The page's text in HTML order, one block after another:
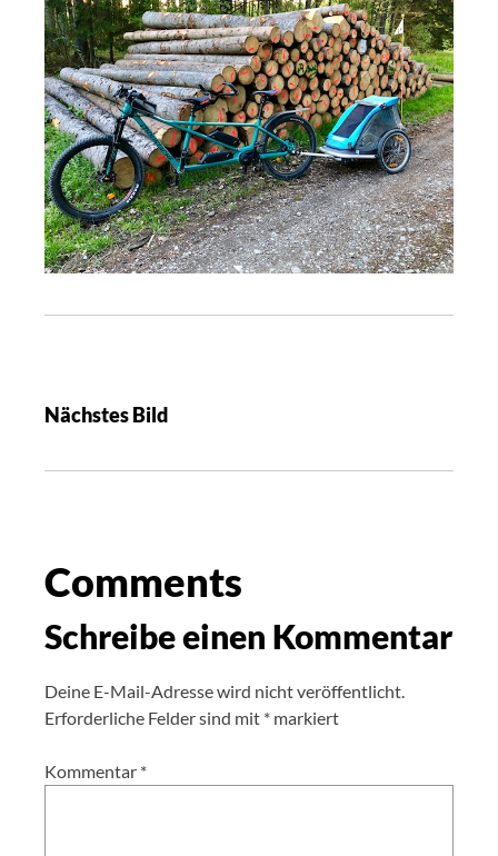
Nächstes Bild
Comments
Schreibe einen Kommentar
Deine E-Mail-Adresse wird nicht veröffentlicht.
Erforderliche Felder sind mit * markiert
Kommentar *